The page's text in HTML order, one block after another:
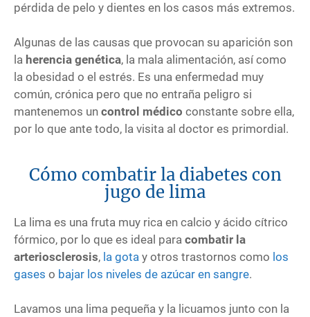
pérdida de pelo y dientes en los casos más extremos.
Algunas de las causas que provocan su aparición son
la herencia genética, la mala alimentación, así como
la obesidad o el estrés. Es una enfermedad muy
común, crónica pero que no entraña peligro si
mantenemos un control médico constante sobre ella,
por lo que ante todo, la visita al doctor es primordial.
Cómo combatir la diabetes con
jugo de lima
La lima es una fruta muy rica en calcio y ácido cítrico
fórmico, por lo que es ideal para combatir la
arteriosclerosis, la gota y otros trastornos como los
gases o bajar los niveles de azúcar en sangre.
Lavamos una lima pequeña y la licuamos junto con la